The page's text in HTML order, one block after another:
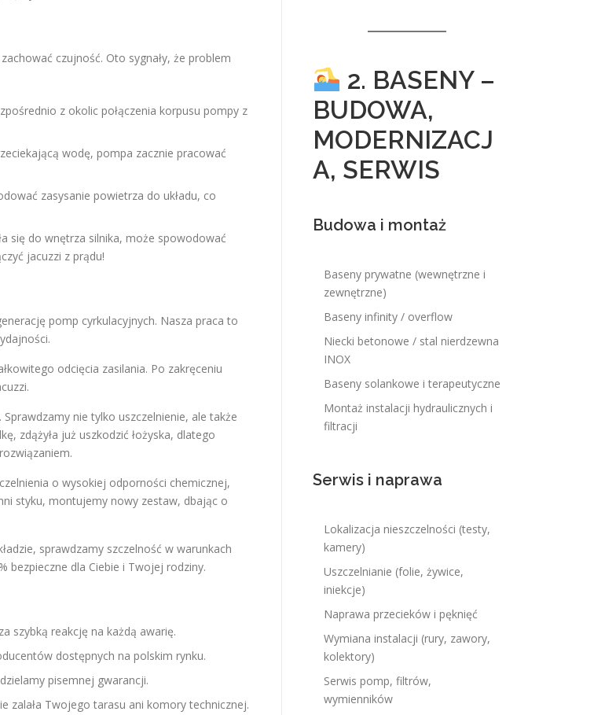
czujność. Oto sygnały, że problem
z okolic połączenia korpusu pompy z
wodę, pompa zacznie pracować
zasysanie powietrza do układu, co
się do wnętrza silnika, może spowodować
jacuzzi z prądu!
pomp cyrkulacyjnych. Nasza praca to
odcięcia zasilania. Po zakręceniu
nie tylko uszczelnienie, ale także
zdążyła już uszkodzić łożyska, dlatego
o wysokiej odporności chemicznej,
styku, montujemy nowy zestaw, dbając o
sprawdzamy szczelność w warunkach
bezpieczne dla Ciebie i Twojej rodziny.
szybką reakcję na każdą awarię.
dostępnych na polskim rynku.
pisemnej gwarancji.
zalała Twojego tarasu ani komory technicznej.
2. BASENY –
BUDOWA,
MODERNIZACJ
A, SERWIS
Budowa i montaż
Baseny prywatne (wewnętrzne i
zewnętrzne)
Baseny infinity / overflow
Niecki betonowe / stal nierdzewna
INOX
Baseny solankowe i terapeutyczne
Montaż instalacji hydraulicznych i
filtracji
Serwis i naprawa
Lokalizacja nieszczelności (testy,
kamery)
Uszczelnianie (folie, żywice,
iniekcje)
Naprawa przecieków i pęknięć
Wymiana instalacji (rury, zawory,
kolektory)
Serwis pomp, filtrów,
wymienników